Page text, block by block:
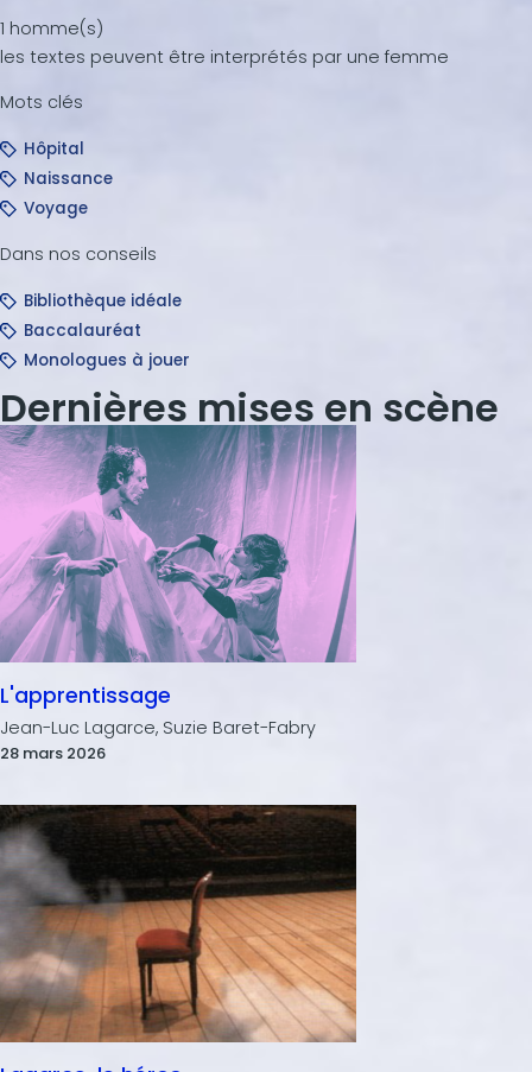
1 homme(s)
les textes peuvent être interprétés par une femme
Mots clés
Hôpital
Naissance
Voyage
Dans nos conseils
Bibliothèque idéale
Baccalauréat
Monologues à jouer
Dernières mises en scène
L'apprentissage
Jean-Luc Lagarce, Suzie Baret-Fabry
28 mars 2026